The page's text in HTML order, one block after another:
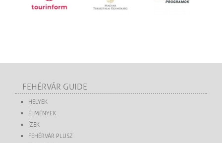
FEHÉRVÁR GUIDE
HELYEK
ÉLMÉNYEK
ÍZEK
FEHÉRVÁR PLUSZ